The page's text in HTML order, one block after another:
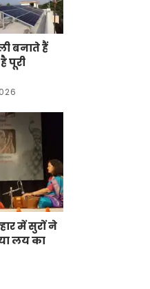
बनाते हैं
पूरी
में सुरों ने
लय का